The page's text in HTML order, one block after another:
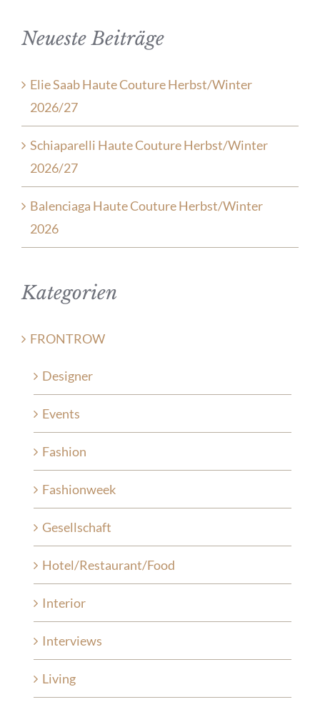
Neueste Beiträge
Elie Saab Haute Couture Herbst/Winter
2026/27
Schiaparelli Haute Couture Herbst/Winter
2026/27
Balenciaga Haute Couture Herbst/Winter
2026
Kategorien
FRONTROW
Designer
Events
Fashion
Fashionweek
Gesellschaft
Hotel/Restaurant/Food
Interior
Interviews
Living